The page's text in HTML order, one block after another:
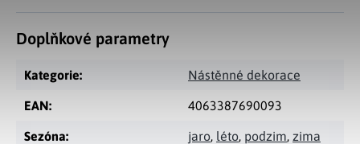
Doplňkové parametry
Kategorie: Nástěnné dekorace
EAN: 4063387690093
Sezóna: jaro, léto, podzim, zima